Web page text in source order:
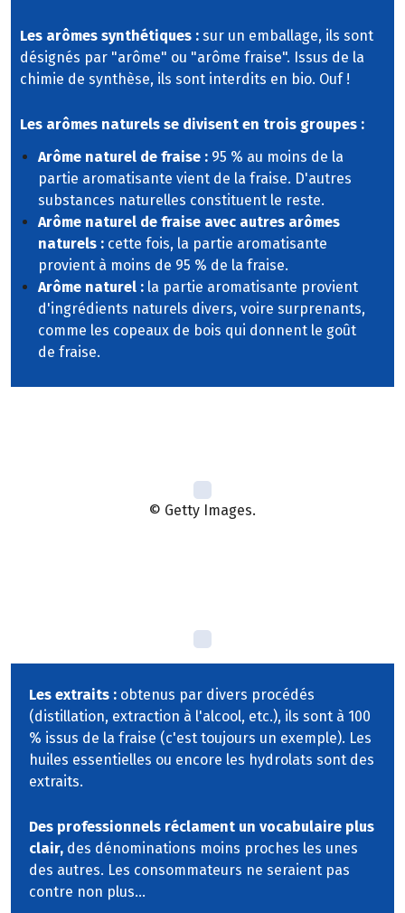
Les arômes synthétiques : sur un emballage, ils sont
désignés par "arôme" ou "arôme fraise". Issus de la
chimie de synthèse, ils sont interdits en bio. Ouf !
Les arômes naturels se divisent en trois groupes :
Arôme naturel de fraise : 95 % au moins de la
partie aromatisante vient de la fraise. D'autres
substances naturelles constituent le reste.
Arôme naturel de fraise avec autres arômes
naturels : cette fois, la partie aromatisante
provient à moins de 95 % de la fraise.
Arôme naturel : la partie aromatisante provient
d'ingrédients naturels divers, voire surprenants,
comme les copeaux de bois qui donnent le goût
de fraise.
© Getty Images.
Les extraits : obtenus par divers procédés
(distillation, extraction à l'alcool, etc.), ils sont à 100
% issus de la fraise (c'est toujours un exemple). Les
huiles essentielles ou encore les hydrolats sont des
extraits.
Des professionnels réclament un vocabulaire plus
clair, des dénominations moins proches les unes
des autres. Les consommateurs ne seraient pas
contre non plus...